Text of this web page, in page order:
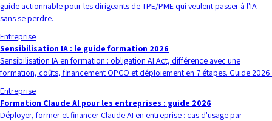
guide actionnable pour les dirigeants de TPE/PME qui veulent passer à l'IA
sans se perdre.
Entreprise
Sensibilisation IA : le guide formation 2026
Sensibilisation IA en formation : obligation AI Act, différence avec une
formation, coûts, financement OPCO et déploiement en 7 étapes. Guide 2026.
Entreprise
Formation Claude AI pour les entreprises : guide 2026
Déployer, former et financer Claude AI en entreprise : cas d'usage par